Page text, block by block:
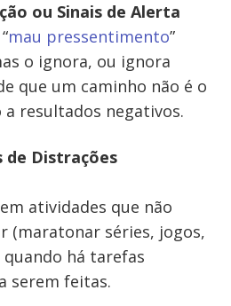
ou Sinais de Alerta
mau pressentimento”
o ignora, ou ignora
que um caminho não é o
a resultados negativos.
de Distrações
atividades que não
(maratonar séries, jogos,
quando há tarefas
serem feitas.